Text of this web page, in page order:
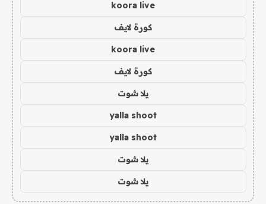
koora live
كورة لايف
koora live
كورة لايف
يلا شوت
yalla shoot
yalla shoot
يلا شوت
يلا شوت